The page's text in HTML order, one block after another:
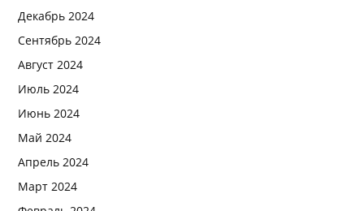
Декабрь 2024
Сентябрь 2024
Август 2024
Июль 2024
Июнь 2024
Май 2024
Апрель 2024
Март 2024